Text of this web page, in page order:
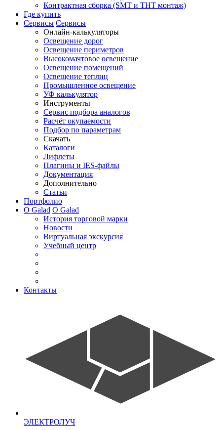
Контрактная сборка (SMT и THT монтаж)
Где купить
Сервисы Сервисы
Онлайн-калькуляторы
Освещение дорог
Освещение периметров
Высокомачтовое освещение
Освещение помещений
Освещение теплиц
Промышленное освещение
УФ калькулятор
Инструменты
Сервис подбора аналогов
Расчёт окупаемости
Подбор по параметрам
Скачать
Каталоги
Лифлеты
Плагины и IES-файлы
Документация
Дополнительно
Статьи
Портфолио
О Galad О Galad
История торговой марки
Новости
Виртуальная экскурсия
Учебный центр
Контакты
ЭЛЕКТРОЛУЧ